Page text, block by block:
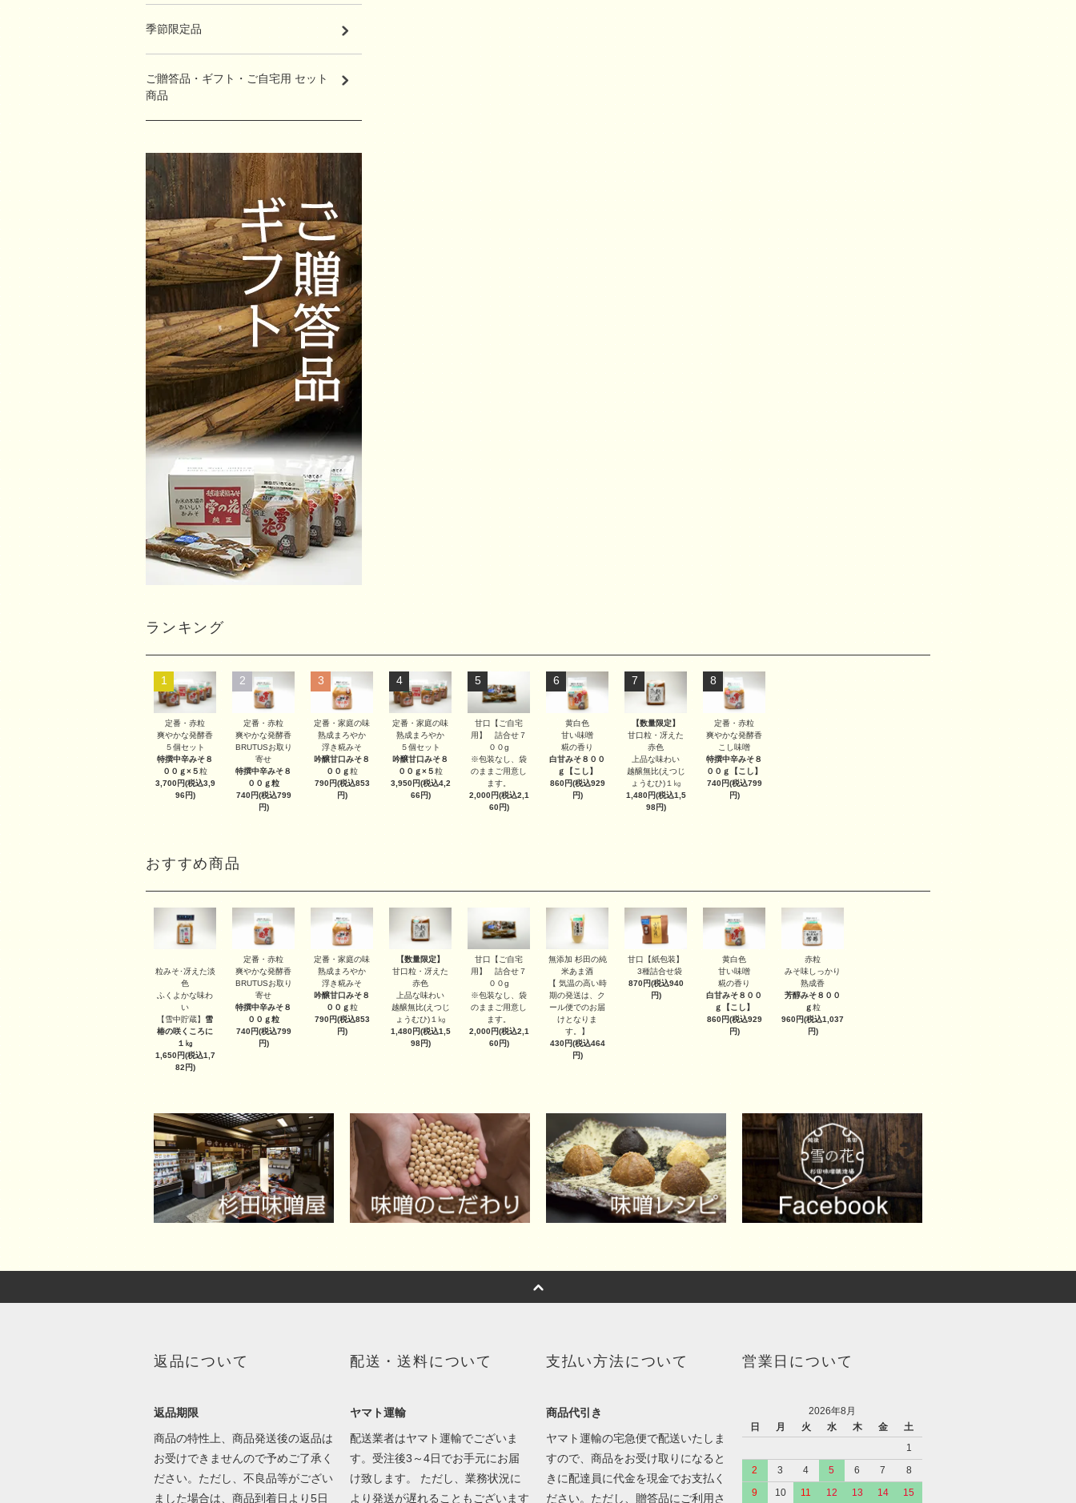
季節限定品
ご贈答品・ギフト・ご自宅用 セット
商品
ランキング
1
定番・赤粒
爽やかな発酵香
５個セット
特撰中辛みそ８
００ｇ×５粒
3,700円(税込3,9
96円)
2
定番・赤粒
爽やかな発酵香
BRUTUSお取り
寄せ
特撰中辛みそ８
００ｇ粒
740円(税込799
円)
3
定番・家庭の味
熟成まろやか
浮き糀みそ
吟醸甘口みそ８
００ｇ粒
790円(税込853
円)
4
定番・家庭の味
熟成まろやか
５個セット
吟醸甘口みそ８
００ｇ×５粒
3,950円(税込4,2
66円)
5
甘口【ご自宅
用】 詰合せ７
００g
※包装なし、袋
のままご用意し
ます。
2,000円(税込2,1
60円)
6
黄白色
甘い味噌
糀の香り
白甘みそ８００
ｇ
【こし】
860円(税込929
円)
7
【数量限定】
甘口粒・冴えた
赤色
上品な味わい
越醸無比(えつじ
ょうむひ)１㎏
1,480円(税込1,5
98円)
8
定番・赤粒
爽やかな発酵香
こし味噌
特撰中辛みそ８
００ｇ
【こし】
740円(税込799
円)
おすすめ商品
粒みそ･冴えた淡
色
ふくよかな味わ
い
【雪中貯蔵】 雪
椿の咲くころに
１㎏
1,650円(税込1,7
82円)
定番・赤粒
爽やかな発酵香
BRUTUSお取り
寄せ
特撰中辛みそ８
００ｇ粒
740円(税込799
円)
定番・家庭の味
熟成まろやか
浮き糀みそ
吟醸甘口みそ８
００ｇ粒
790円(税込853
円)
【数量限定】
甘口粒・冴えた
赤色
上品な味わい
越醸無比(えつじ
ょうむひ)１㎏
1,480円(税込1,5
98円)
甘口【ご自宅
用】 詰合せ７
００g
※包装なし、袋
のままご用意し
ます。
2,000円(税込2,1
60円)
無添加 杉田の純
米あま酒
【 気温の高い時
期の発送は、ク
ール便でのお届
けとなりま
す。】
430円(税込464
円)
甘口【紙包装】
3種詰合せ袋
870円(税込940
円)
黄白色
甘い味噌
糀の香り
白甘みそ８００
ｇ
【こし】
860円(税込929
円)
赤粒
みそ味しっかり
熟成香
芳醇みそ８００
ｇ粒
960円(税込1,037
円)
返品について
返品期限
商品の特性上、商品発送後の返品は
お受けできませんので予めご了承く
ださい。ただし、不良品等がござい
ました場合は、商品到着日より5日
配送・送料について
ヤマト運輸
配送業者はヤマト運輸でございま
す。受注後3～4日でお手元にお届
け致します。 ただし、業務状況に
より発送が遅れることもございます
支払い方法について
商品代引き
ヤマト運輸の宅急便で配送いたしま
すので、商品をお受け取りになると
きに配達員に代金を現金でお支払く
ださい。ただし、贈答品にご利用さ
営業日について
2026年8月
日
月 火 水 木 金
土
1
2
3 4 5 6 7
8
9
10 11 12 13 14 15